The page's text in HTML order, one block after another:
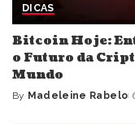
DICAS
Bitcoin Hoje:
o Futuro da
Mundo
Posted
By Madeleine Rabelo